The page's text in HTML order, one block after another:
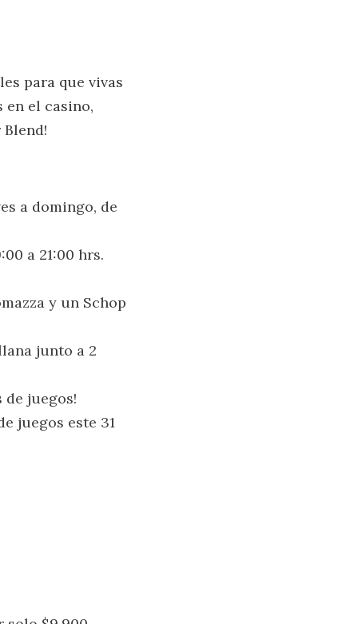
para que vivas
en el casino,
a domingo, de
a 21:00 hrs.
y un Schop
junto a 2
de juegos!
juegos este 31